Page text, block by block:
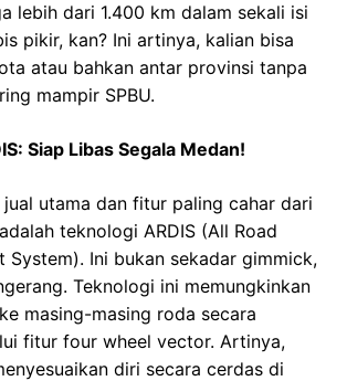
lebih dari 1.400 km dalam sekali isi
pikir, kan? Ini artinya, kalian bisa
atau bahkan antar provinsi tanpa
mampir SPBU.
Siap Libas Segala Medan!
jual utama dan fitur paling cahar dari
teknologi ARDIS (All Road
System). Ini bukan sekadar gimmick,
Teknologi ini memungkinkan
masing-masing roda secara
fitur four wheel vector. Artinya,
diri secara cerdas di